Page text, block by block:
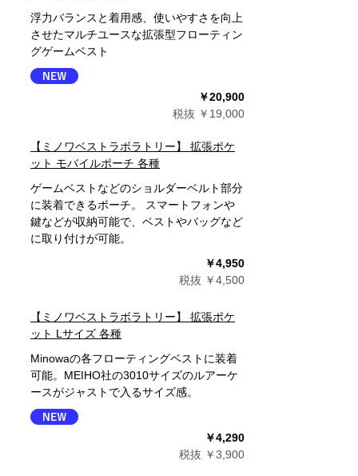
浮力バランスと着用感、使いやすさを向上
させたマルチユースな拡張型フローティン
グゲームベスト
￥20,900
税抜 ￥19,000
【ミノワベストラボラトリー】 拡張ポケ
ット モバイルポーチ 各種
ゲームベストなどのショルダーベルト部分
に装着できるポーチ。 スマートフォンや
鍵などが収納可能で、ベストやバッグなど
に取り付けが可能。
￥4,950
税抜 ￥4,500
【ミノワベストラボラトリー】 拡張ポケ
ット Lサイズ 各種
Minowaの各フローティングベストに装着
可能。MEIHO社の3010サイズのルアーケ
ースがジャストで入るサイズ感。
￥4,290
税抜 ￥3,900